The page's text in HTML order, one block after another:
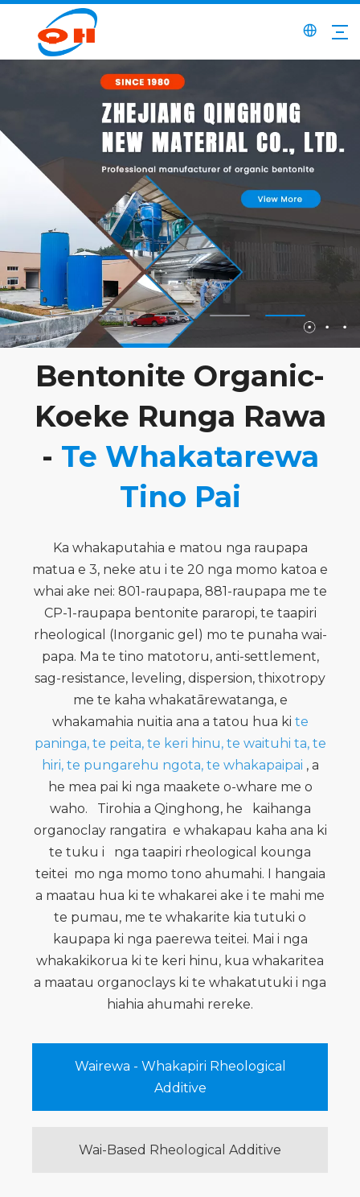
Bentonite Organic-
Koeke Runga Rawa
- Te Whakatarewa
Tino Pai
Ka whakaputahia e matou nga raupapa
matua e 3, neke atu i te 20 nga momo katoa e
whai ake nei: 801-raupapa, 881-raupapa me te
CP-1-raupapa bentonite pararopi, te taapiri
rheological (Inorganic gel) mo te punaha wai-
papa. Ma te tino matotoru, anti-settlement,
sag-resistance, leveling, dispersion, thixotropy
me te kaha whakatārewatanga, e
whakamahia nuitia ana a tatou hua ki te
paninga, te peita, te keri hinu, te waituhi ta, te
hiri, te pungarehu ngota, te whakapaipai , a
he mea pai ki nga maakete o-whare me o
waho. Tirohia a Qinghong, he
kaihanga
organoclay rangatira e whakapau kaha ana ki
te tuku i nga taapiri rheological kounga
teitei mo nga momo tono ahumahi. I hangaia
a maatau hua ki te whakarei ake i te mahi me
te pumau, me te whakarite kia tutuki o
kaupapa ki nga paerewa teitei. Mai i nga
whakakikorua ki te keri hinu, kua whakaritea
a maatau organoclays ki te whakatutuki i nga
hiahia ahumahi rereke.
Wairewa - Whakapiri Rheological
Additive
Wai-Based Rheological Additive